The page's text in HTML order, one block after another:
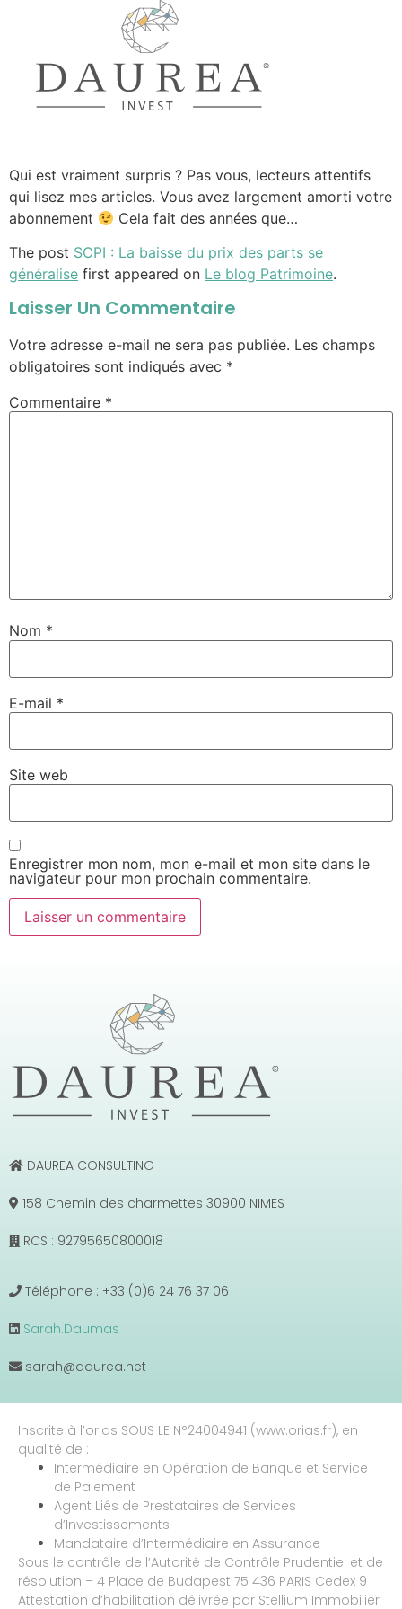
Qui est vraiment surpris ? Pas vous, lecteurs attentifs
qui lisez mes articles. Vous avez largement amorti votre
abonnement
Cela fait des années que…
The post SCPI : La baisse du prix des parts se
généralise first appeared on Le blog Patrimoine.
Laisser Un Commentaire
Votre adresse e-mail ne sera pas publiée. Les champs
obligatoires sont indiqués avec *
Commentaire *
Nom *
E-mail *
Site web
Enregistrer mon nom, mon e-mail et mon site dans le
navigateur pour mon prochain commentaire.
DAUREA CONSULTING
158 Chemin des charmettes 30900 NIMES
RCS : 92795650800018
Téléphone : +33 (0)6 24 76 37 06
Sarah.Daumas
sarah@daurea.net
Inscrite à l’orias SOUS LE N°24004941 (www.orias.fr), en
qualité de :
Intermédiaire en Opération de Banque et Service
de Paiement
Agent Liés de Prestataires de Services
d’Investissements
Mandataire d’Intermédiaire en Assurance
Sous le contrôle de l’Autorité de Contrôle Prudentiel et de
résolution – 4 Place de Budapest 75 436 PARIS Cedex 9
Attestation d’habilitation délivrée par Stellium Immobilier